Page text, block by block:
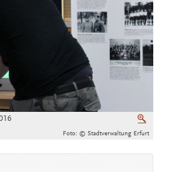
Foto: © Stadtverwaltung Erfurt